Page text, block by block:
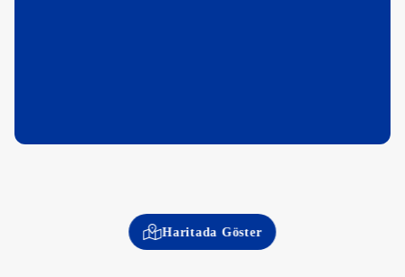
Haritada Göster